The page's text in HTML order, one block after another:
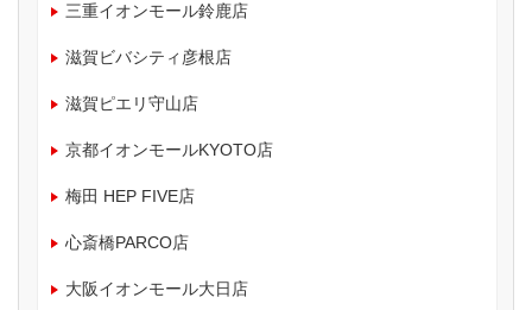
三重イオンモール鈴鹿店
滋賀ビバシティ彦根店
滋賀ピエリ守山店
京都イオンモールKYOTO店
梅田 HEP FIVE店
心斎橋PARCO店
大阪イオンモール大日店